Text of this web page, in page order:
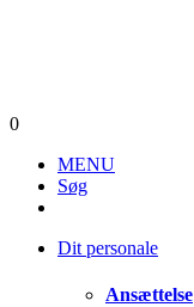
0
MENU
Søg
Dit personale
Ansættelse